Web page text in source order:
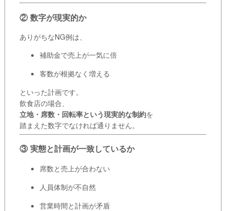
② 数字が現実的か
ありがちなNG例は、
補助金で売上が一気に倍
客数が根拠なく増える
といった計画です。
飲食店の場合、
立地・席数・回転率という現実的な制約を
踏まえた数字でなければ通りません。
③ 実態と計画が一致しているか
席数と売上が合わない
人員体制が不自然
営業時間と計画が矛盾